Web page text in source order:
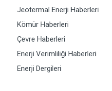
Jeotermal Enerji Haberleri
Kömür Haberleri
Çevre Haberleri
Enerji Verimliliği Haberleri
Enerji Dergileri